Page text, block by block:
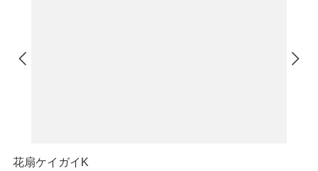
花扇ケイガイK